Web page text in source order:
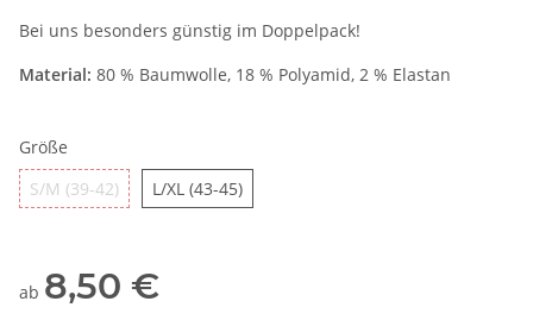
Bei uns besonders günstig im Doppelpack!
Material: 80 % Baumwolle, 18 % Polyamid, 2 % Elastan
Größe
S/M (39-42) S/M (39-42)
L/XL (43-45)L/XL (43-45)
ab 8,50 €